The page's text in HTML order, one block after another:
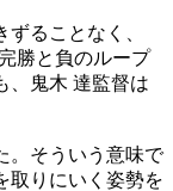
ることなく、
勝と負のループ
、鬼木 達監督は
。そういう意味で
取りにいく姿勢を